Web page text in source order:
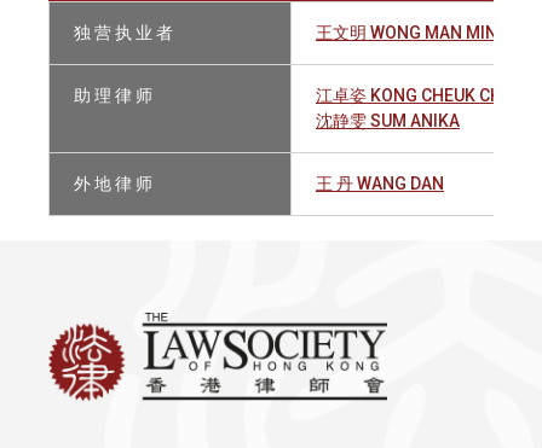
独 营 执 业 者 王文明 WONG MAN MING
助 理 律 师
江卓姿 KONG CHEUK CHI
沈静雯 SUM ANIKA
外 地 律 师 王 丹 WANG DAN